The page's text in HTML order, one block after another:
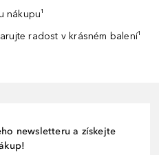
nákupu¹
radost v krásném balení¹
newsletteru a získejte